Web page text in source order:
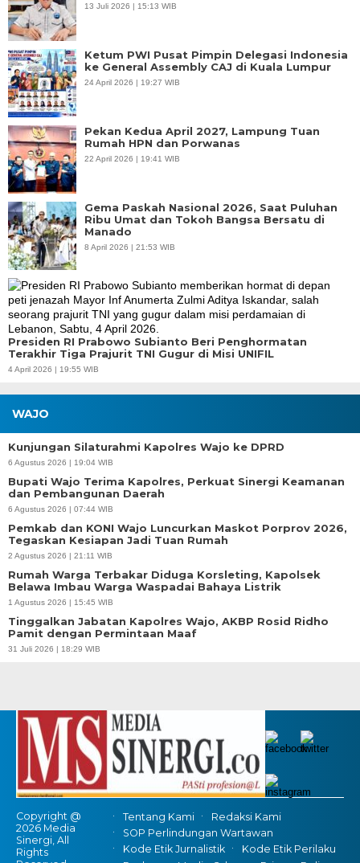
13 Juli 2026 | 15:13 WIB
Ketum PWI Pusat Pimpin Delegasi Indonesia
ke General Assembly CAJ di Kuala Lumpur
24 April 2026 | 19:27 WIB
Pekan Kedua April 2027, Lampung Tuan
Rumah HPN dan Porwanas
22 April 2026 | 19:41 WIB
Gema Paskah Nasional 2026, Saat Puluhan
Ribu Umat dan Tokoh Bangsa Bersatu di
Manado
8 April 2026 | 21:53 WIB
Presiden RI Prabowo Subianto Beri Penghormatan
Terakhir Tiga Prajurit TNI Gugur di Misi UNIFIL
4 April 2026 | 19:55 WIB
WAJO
Kunjungan Silaturahmi Kapolres Wajo ke DPRD
6 Agustus 2026 | 19:04 WIB
Bupati Wajo Terima Kapolres, Perkuat Sinergi Keamanan
dan Pembangunan Daerah
6 Agustus 2026 | 07:44 WIB
Pemkab dan KONI Wajo Luncurkan Maskot Porprov 2026,
Tegaskan Kesiapan Jadi Tuan Rumah
2 Agustus 2026 | 21:11 WIB
Rumah Warga Terbakar Diduga Korsleting, Kapolsek
Belawa Imbau Warga Waspadai Bahaya Listrik
1 Agustus 2026 | 15:45 WIB
Tinggalkan Jabatan Kapolres Wajo, AKBP Rosid Ridho
Pamit dengan Permintaan Maaf
31 Juli 2026 | 18:29 WIB
Copyright @
2026 Media
Sinergi, All
Rights
Tentang Kami
Redaksi Kami
SOP Perlindungan Wartawan
Kode Etik Jurnalistik
Kode Etik Perilaku